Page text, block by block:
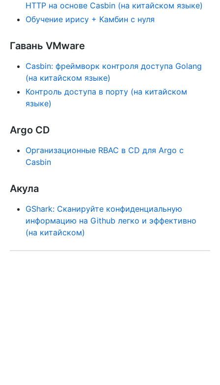
HTTP на основе Casbin (на китайском языке)
Обучение ирису + Камбин с нуля
Гавань VMware
Casbin: фреймворк контроля доступа Golang
(на китайском языке)
Контроль доступа в порту (на китайском
языке)
Argo CD
Организационные RBAC в CD для Argo с
Casbin
Акула
GShark: Сканируйте конфиденциальную
информацию на Github легко и эффективно
(на китайском)